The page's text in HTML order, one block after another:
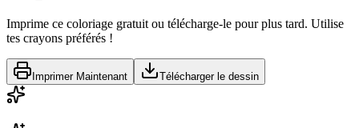
Imprime ce coloriage gratuit ou télécharge-le pour plus tard. Utilise
tes crayons préférés !
Imprimer Maintenant Télécharger le dessin